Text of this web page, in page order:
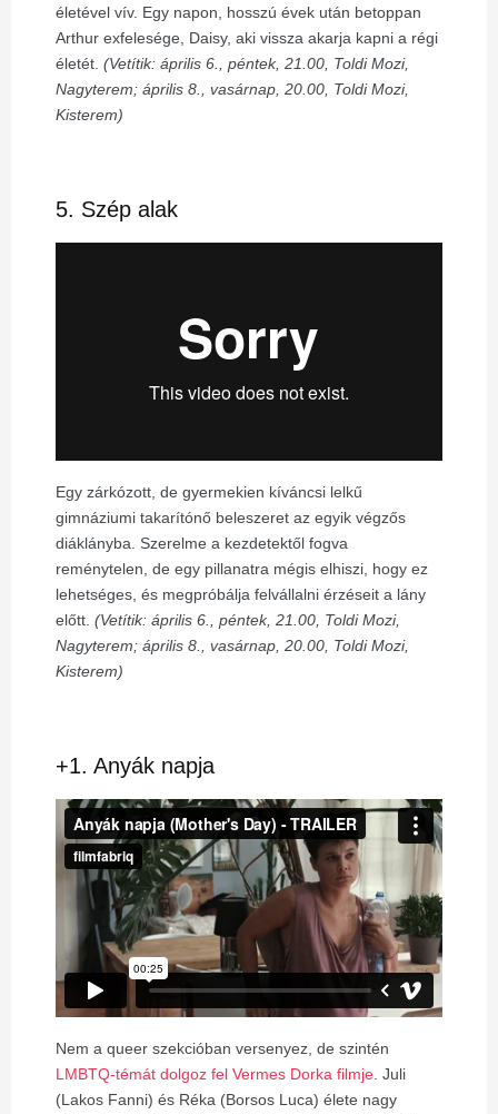
életével vív. Egy napon, hosszú évek után betoppan
Arthur exfelesége, Daisy, aki vissza akarja kapni a régi
életét. (Vetítik: április 6., péntek, 21.00, Toldi Mozi,
Nagyterem; április 8., vasárnap, 20.00, Toldi Mozi,
Kisterem)
5. Szép alak
Egy zárkózott, de gyermekien kíváncsi lelkű
gimnáziumi takarítónő beleszeret az egyik végzős
diáklányba. Szerelme a kezdetektől fogva
reménytelen, de egy pillanatra mégis elhiszi, hogy ez
lehetséges, és megpróbálja felvállalni érzéseit a lány
előtt. (Vetítik: április 6., péntek, 21.00, Toldi Mozi,
Nagyterem; április 8., vasárnap, 20.00, Toldi Mozi,
Kisterem)
+1. Anyák napja
Nem a queer szekcióban versenyez, de szintén
LMBTQ-témát dolgoz fel Vermes Dorka filmje . Juli
(Lakos Fanni) és Réka (Borsos Luca) élete nagy